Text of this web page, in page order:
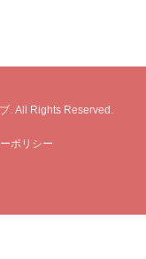
. All Rights Reserved.
ポリシー